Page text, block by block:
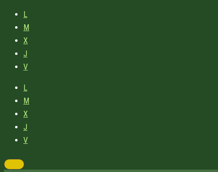
L
M
X
J
V
L
M
X
J
V